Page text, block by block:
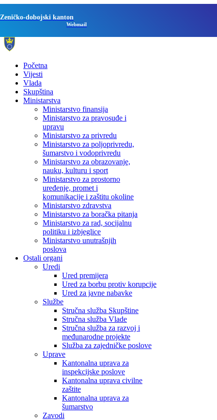
Zeničko-dobojski kanton
Webmail
Početna
Vijesti
Vlada
Skupština
Ministarstva
Ministarstvo finansija
Ministarstvo za pravosuđe i
upravu
Ministarstvo za privredu
Ministarstvo za poljoprivredu,
šumarstvo i vodoprivredu
Ministarstvo za obrazovanje,
nauku, kulturu i sport
Ministarstvo za prostorno
uređenje, promet i
komunikacije i zaštitu okoline
Ministarstvo zdravstva
Ministarstvo za boračka pitanja
Ministarstvo za rad, socijalnu
politiku i izbjeglice
Ministarstvo unutrašnjih
poslova
Ostali organi
Uredi
Ured premijera
Ured za borbu protiv korupcije
Ured za javne nabavke
Službe
Stručna služba Skupštine
Stručna služba Vlade
Stručna služba za razvoj i
međunarodne projekte
Služba za zajedničke poslove
Uprave
Kantonalna uprava za
inspekcijske poslove
Kantonalna uprava civilne
zaštite
Kantonalna uprava za
šumarstvo
Zavodi